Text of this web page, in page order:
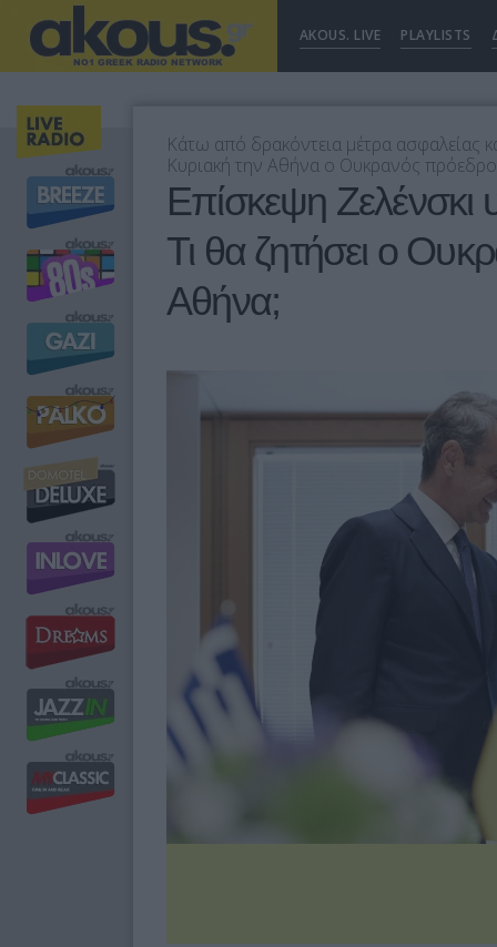
AKOUS. LIVE PLAYLISTS
Κάτω από δρακόντεια μέτρα ασφαλείας
Κυριακή την Αθήνα ο Ουκρανός
Επίσκεψη Ζελένσκι
Τι θα ζητήσει ο
Αθήνα;